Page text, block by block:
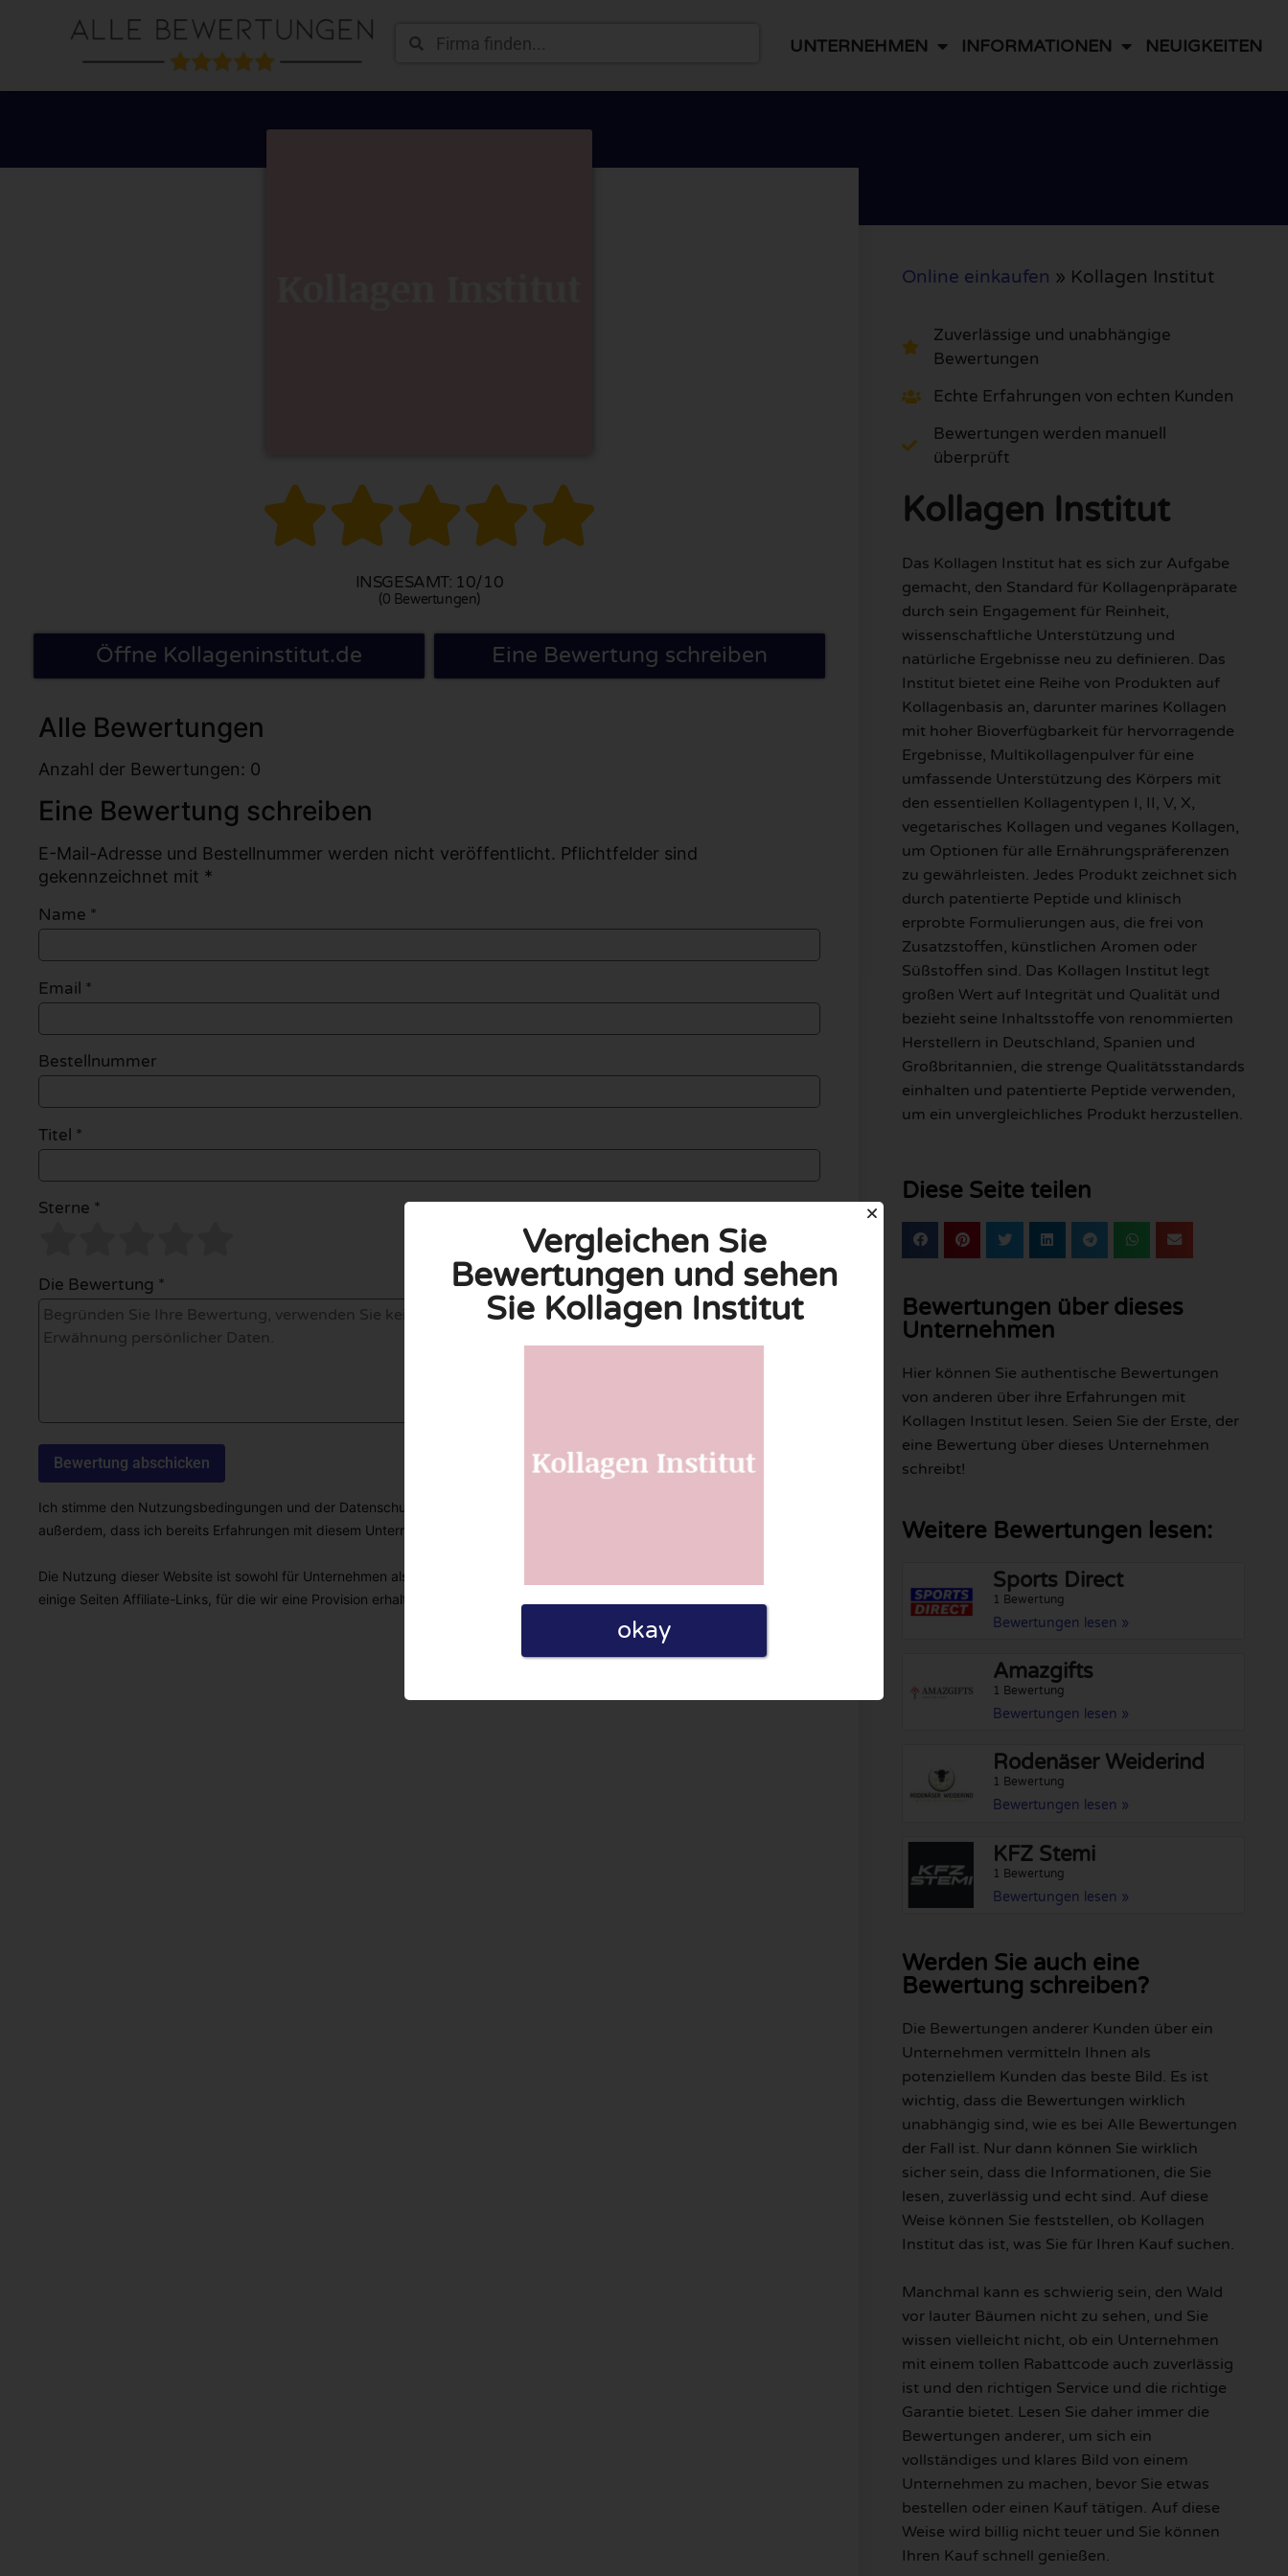
UNTERNEHMEN INFORMATIONEN NEUIGKEITEN

INSGESAMT: 10/10
(0 Bewertungen)
Öffne Kollageninstitut.de Eine Bewertung schreiben
Alle Bewertungen
Anzahl der Bewertungen: 0
Eine Bewertung schreiben
E-Mail-Adresse und Bestellnummer werden nicht veröffentlicht. Pflichtfelder sind
gekennzeichnet mit *
Name *
Email *
Bestellnummer
Titel *
Sterne *
Die Bewertung *
Ich stimme den Nutzungsbedingungen und der Datenschutzrichtlinie zu, indem ich diese Bewertung abgebe. Ich erkläre
außerdem, dass ich bereits Erfahrungen mit diesem Unternehmen gemacht habe.
Die Nutzung dieser Website ist sowohl für Unternehmen als auch für Nutzer völlig kostenlos. Aus diesem Grund enthalten
einige Seiten Affiliate-Links, für die wir eine Provision erhalten können.
Online einkaufen » Kollagen Institut
Zuverlässige und unabhängige
Bewertungen
Echte Erfahrungen von echten Kunden
Bewertungen werden manuell
überprüft
Kollagen Institut
Das Kollagen Institut hat es sich zur Aufgabe
gemacht, den Standard für Kollagenpräparate
durch sein Engagement für Reinheit,
wissenschaftliche Unterstützung und
natürliche Ergebnisse neu zu definieren. Das
Institut bietet eine Reihe von Produkten auf
Kollagenbasis an, darunter marines Kollagen
mit hoher Bioverfügbarkeit für hervorragende
Ergebnisse, Multikollagenpulver für eine
umfassende Unterstützung des Körpers mit
den essentiellen Kollagentypen I, II, V, X,
vegetarisches Kollagen und veganes Kollagen,
um Optionen für alle Ernährungspräferenzen
zu gewährleisten. Jedes Produkt zeichnet sich
durch patentierte Peptide und klinisch
erprobte Formulierungen aus, die frei von
Zusatzstoffen, künstlichen Aromen oder
Süßstoffen sind. Das Kollagen Institut legt
großen Wert auf Integrität und Qualität und
bezieht seine Inhaltsstoffe von renommierten
Herstellern in Deutschland, Spanien und
Großbritannien, die strenge Qualitätsstandards
einhalten und patentierte Peptide verwenden,
um ein unvergleichliches Produkt herzustellen.
Diese Seite teilen
Bewertungen über dieses
Unternehmen
Hier können Sie authentische Bewertungen
von anderen über ihre Erfahrungen mit
Kollagen Institut lesen. Seien Sie der Erste, der
eine Bewertung über dieses Unternehmen
schreibt!
Weitere Bewertungen lesen:
Sports Direct
1 Bewertung
Bewertungen lesen »
Amazgifts
1 Bewertung
Bewertungen lesen »
Rodenäser Weiderind
1 Bewertung
Bewertungen lesen »
KFZ Stemi
1 Bewertung
Bewertungen lesen »
Werden Sie auch eine
Bewertung schreiben?
Die Bewertungen anderer Kunden über ein
Unternehmen vermitteln Ihnen als
potenziellem Kunden das beste Bild. Es ist
wichtig, dass die Bewertungen wirklich
unabhängig sind, wie es bei Alle Bewertungen
der Fall ist. Nur dann können Sie wirklich
sicher sein, dass die Informationen, die Sie
lesen, zuverlässig und echt sind. Auf diese
Weise können Sie feststellen, ob Kollagen
Institut das ist, was Sie für Ihren Kauf suchen.
Manchmal kann es schwierig sein, den Wald
vor lauter Bäumen nicht zu sehen, und Sie
wissen vielleicht nicht, ob ein Unternehmen
mit einem tollen Rabattcode auch zuverlässig
ist und den richtigen Service und die richtige
Garantie bietet. Lesen Sie daher immer die
Bewertungen anderer, um sich ein
vollständiges und klares Bild von einem
Unternehmen zu machen, bevor Sie etwas
bestellen oder einen Kauf tätigen. Auf diese
Weise wird billig nicht teuer und Sie können
Ihren Kauf schnell genießen.
Vergleichen Sie
Bewertungen und sehen
Sie Kollagen Institut
okay